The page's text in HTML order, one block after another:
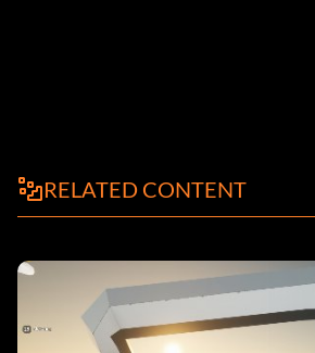
RELATED CONTENT